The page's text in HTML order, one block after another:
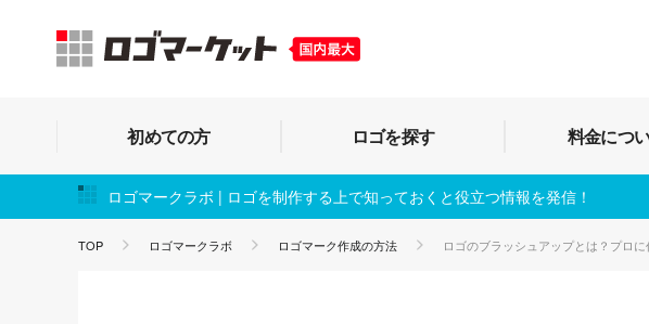
初めての方 ロゴを探す 料金につ
ロゴマークラボ | ロゴを制作する上で知っておくと役立つ情報を発信！
TOP ロゴマークラボ ロゴマーク作成の方法 ロゴのブラッシュアップとは？プロ